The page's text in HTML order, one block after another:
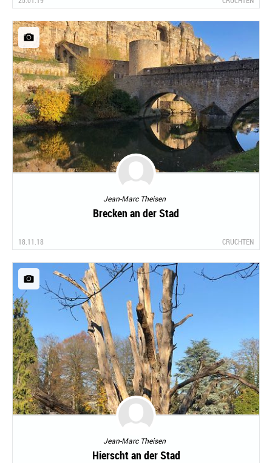
Jean-Marc Theisen
Brecken an der Stad
18.11.18 CRUCHTEN
Jean-Marc Theisen
Hierscht an der Stad